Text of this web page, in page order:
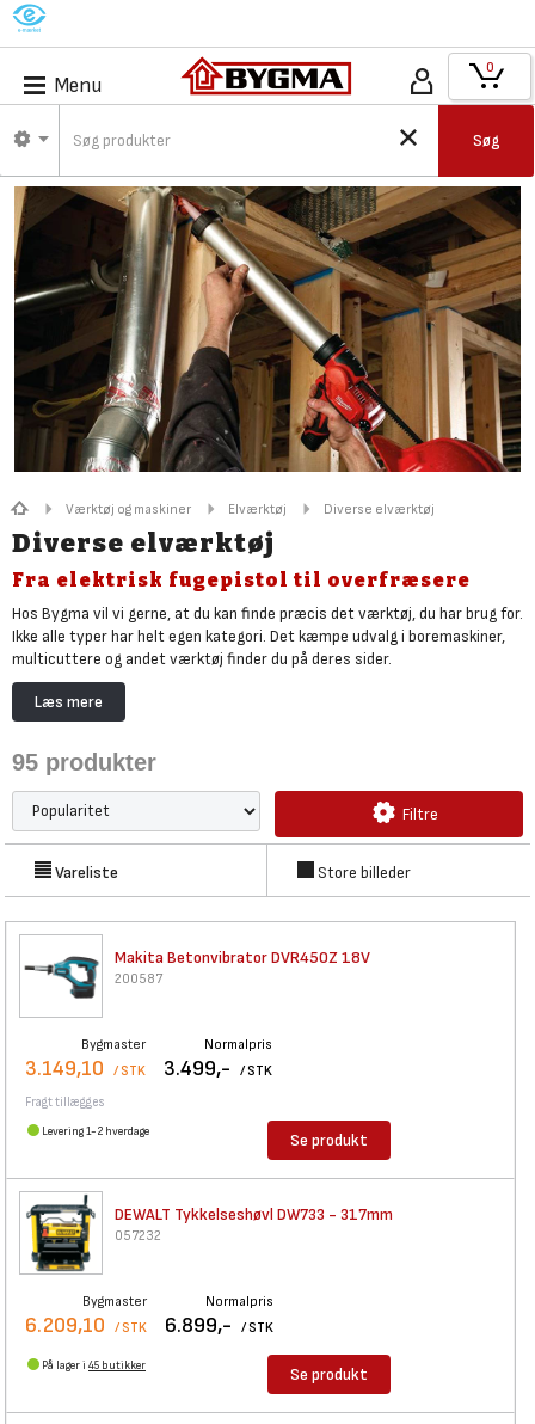
M
Menu
Søg
0
Værktøj og maskiner Elværktøj Diverse elværktøj
Diverse elværktøj
Fra elektrisk fugepistol til overfræsere
Hos Bygma vil vi gerne, at du kan finde præcis det værktøj, du har brug for.
Ikke alle typer har helt egen kategori. Det kæmpe udvalg i boremaskiner,
multicuttere og andet værktøj finder du på deres sider.
Under diverse el-værktøj finder du bl.a. polérmaskiner, spånblæsere,
multiværktøj og overfræsere. Og en masse andet værktøj, der gør
Savner du noget bestemt? Besøg din lokale Bygma
Er der er vigtigt el-værktøj du savner?
Besøg din lokale Bygma
store udvalg fra DeWALT, Makita, Ryobi og Milwaukee.
Læs mere
95 produkter
Filtre
Vareliste Store billeder
Makita Betonvibrator DVR450Z18V
200587
Bygmaster
3.149,10 / STK
Normalpris
3.499,- / STK
Fragt tillægges
Levering 1-2 hverdage Se produkt
DEWALT Tykkelseshøvl DW733 - 317mm
057232
Bygmaster
6.209,10 / STK
Normalpris
6.899,- / STK
På lager i 45 butikker Se produkt